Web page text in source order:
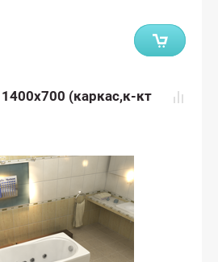
(каркас,к-кт